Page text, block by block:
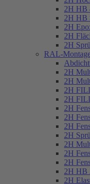
2H HB
2H HB
2H
2H
2H
RAL-
2H
2H
2H
2H
2H
2H
2H
2H
2H
2H
2H
2H HB
2H